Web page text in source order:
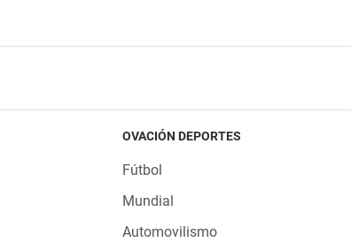
OVACIÓN DEPORTES
Fútbol
Mundial
Automovilismo